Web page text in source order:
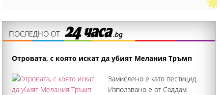
ПОСЛЕДНО ОТ
Отровата, с която искат да убият Мелания Тръмп
Замислено е като пестицид.
Използвано е от Саддам